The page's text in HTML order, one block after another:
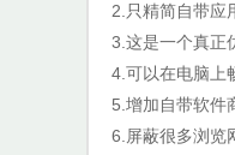
2.只精简自带应
3.这是一个真正
4.可以在电脑上
5.增加自带软件
6.屏蔽很多浏览